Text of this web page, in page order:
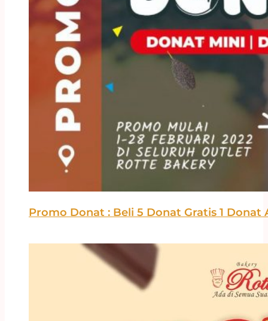
Promo Donat : Beli 5 Donat Gratis 1 Donat